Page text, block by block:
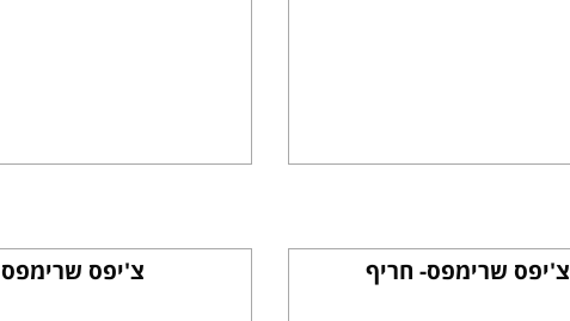
צ'יפס שרימפס- חריף צ'יפס שרימפס